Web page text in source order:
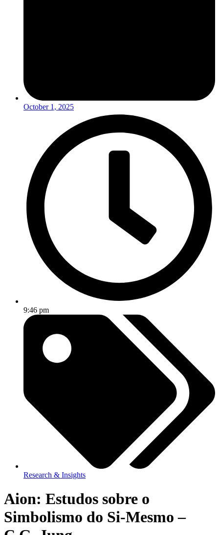
October 1, 2025
9:46 pm
Research & Insights
Aion: Estudos sobre o
Simbolismo do Si-Mesmo –